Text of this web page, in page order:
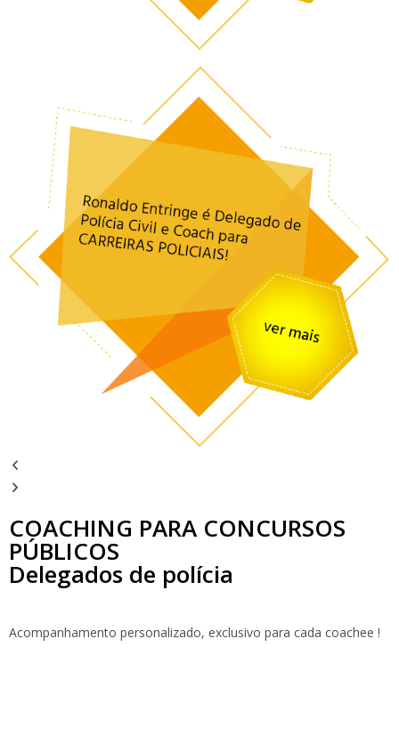
COACHING PARA CONCURSOS
PÚBLICOS
Delegados de polícia
Acompanhamento personalizado, exclusivo para cada coachee !